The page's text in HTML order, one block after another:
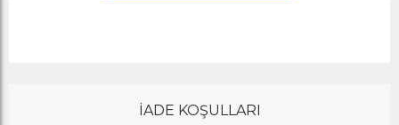
İADE KOŞULLARI